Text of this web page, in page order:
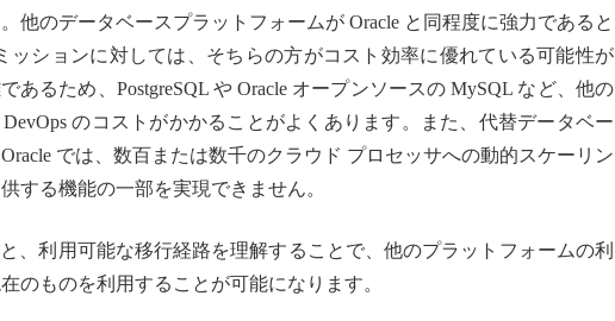
他のデータベースプラットフォームが Oracle と同程度に強力であると
ッションに対しては、そちらの方がコスト効率に優れている可能性が
あるため、PostgreSQL や Oracle オープンソースの MySQL など、他の
のコストがかかることがよくあります。また、代替データベー
では、数百または数千のクラウド プロセッサへの動的スケーリン
する機能の一部を実現できません。
、利用可能な移行経路を理解することで、他のプラットフォームの利
のものを利用することが可能になります。